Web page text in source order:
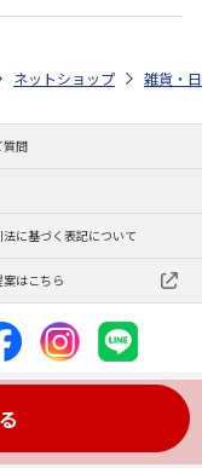
ニシールボックス 2P
ネットショップ 雑貨・
質問
に基づく表記について
はこちら